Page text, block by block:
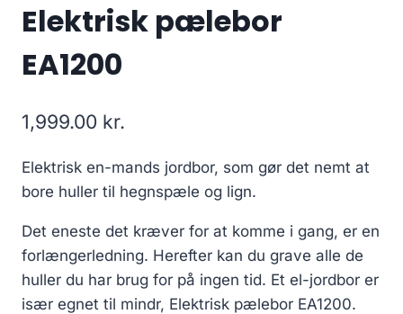
Elektrisk pælebor
EA1200
1,999.00 kr.
Elektrisk en-mands jordbor, som gør det nemt at
bore huller til hegnspæle og lign.
Det eneste det kræver for at komme i gang, er en
forlængerledning. Herefter kan du grave alle de
huller du har brug for på ingen tid. Et el-jordbor er
især egnet til mindr, Elektrisk pælebor EA1200.